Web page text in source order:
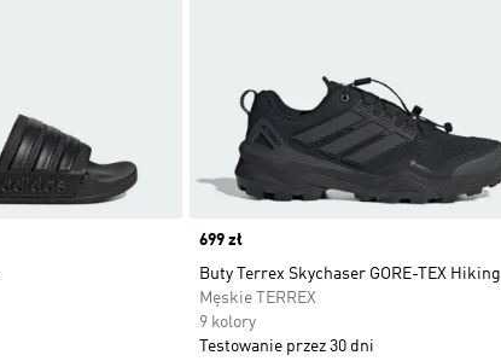
Price
699 zł
Buty Terrex Skychaser GORE-TEX Hiking
Męskie TERREX
9 kolory
Testowanie przez 30 dni